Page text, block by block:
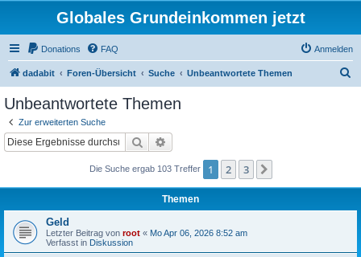
Globales Grundeinkommen jetzt
Donations FAQ Anmelden
dadabit Foren-Übersicht Suche Unbeantwortete Themen
Unbeantwortete Themen
Zur erweiterten Suche
Suche
Die Suche ergab 103 Treffer 1 2 3
Themen
Geld
Letzter Beitrag von root « Mo Apr 06, 2026 8:52 am
Verfasst in Diskussion